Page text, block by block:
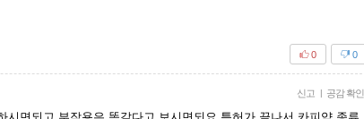
0
0
신고 | 공감 확인